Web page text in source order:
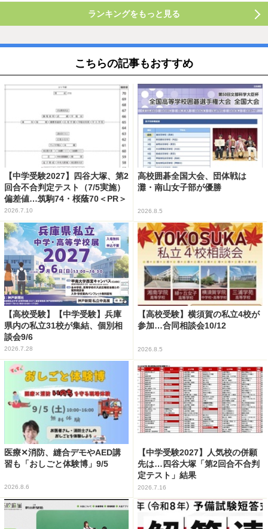
ランキングをもっと見る
こちらの記事もおすすめ
【中学受験2027】四谷大塚、第2
回合不合判定テスト（7/5実施）
偏差値…筑駒74・桜蔭70＜PR＞
2026.7.10
高校囲碁全国大会、団体戦は
灘・南山女子部が優勝
2026.8.5
【高校受験】【中学受験】兵庫
県内の私立31校が集結、個別相
談会9/6
2026.7.28
【高校受験】横須賀の私立4校が
参加…合同相談会10/12
2026.8.5
医療✕消防、縫合デモやAED講
習も「おしごと体験博」9/5
2026.8.6
【中学受験2027】人気校の併願
先は…四谷大塚「第2回合不合判
定テスト」結果
2026.7.16